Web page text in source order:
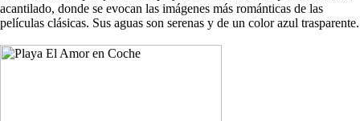
acantilado, donde se evocan las imágenes más románticas de las
películas clásicas. Sus aguas son serenas y de un color azul trasparente.